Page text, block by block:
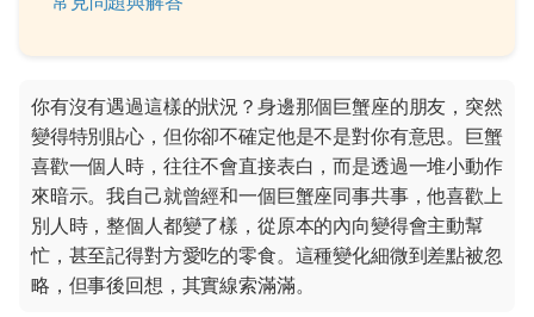
你有沒有遇過這樣的狀況？身邊那個巨蟹座的朋友，突然
變得特別貼心，但你卻不確定他是不是對你有意思。巨蟹
喜歡一個人時，往往不會直接表白，而是透過一堆小動作
來暗示。我自己就曾經和一個巨蟹座同事共事，他喜歡上
別人時，整個人都變了樣，從原本的內向變得會主動幫
忙，甚至記得對方愛吃的零食。這種變化細微到差點被忽
略，但事後回想，其實線索滿滿。